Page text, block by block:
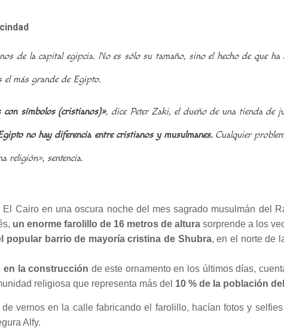
de la capital egipcia. No es sólo su tamaño, sino el hecho de que
el más grande de Egipto.
con símbolos (cristianos)», dice Peter Zaki, el dueño de una tienda de
no hay diferencia entre cristianos y musulmanes.Cualquier
religión», sentencia.
Cairo en una oscura noche del mes sagrado musulmán del
un enorme farolillo de 16 metros de altura sorprende a los
popular barrio de mayoría cristina de Shubra, en el norte de
en la construcción de este ornamento en los últimos días,
religiosa que representa más del 10 % de la población
vernos en la calle fabricando el farolillo, hacían fotos y
Alfy.